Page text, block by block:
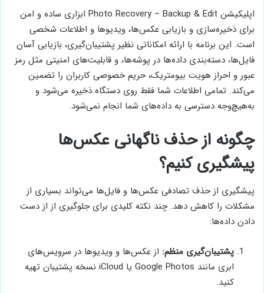
اپلیکیشن Photo Recovery – Backup & Edit ابزاری ساده و امن
برای ذخیره‌سازی و بازیابی عکس‌ها، ویدیوها و اطلاعات شخصی
است. این برنامه با ارائه امکاناتی نظیر پشتیبان‌گیری، بازیابی آسان
فایل‌ها، دسته‌بندی داده‌ها در پوشه‌ها، و قابلیت‌های امنیتی مثل رمز
عبور و احراز هویت بیومتریک، حریم خصوصی کاربران را تضمین
می‌کند. تمامی اطلاعات شما فقط روی دستگاه ذخیره می‌شود و
به‌هیچ‌وجه دسترسی به داده‌های شما انجام نمی‌شود.
چگونه از حذف ناگهانی عکس‌ها
پیشگیری کنیم؟
پیشگیری از حذف تصادفی عکس‌ها و فایل‌ها می‌تواند بسیاری از
مشکلات را کاهش دهد. چند نکته کلیدی برای جلوگیری از از دست
دادن داده‌ها:
پشتیبان‌گیری منظم: از عکس‌ها و ویدیوها در سرویس‌های
ابری مانند Google Photos یا iCloud نسخه پشتیبان تهیه
کنید.